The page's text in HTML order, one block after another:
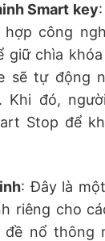
Smart key
công
giữ chìa
sẽ tự động
Khi đó,
Stop để
: Đây là
riêng cho
đề nổ thông